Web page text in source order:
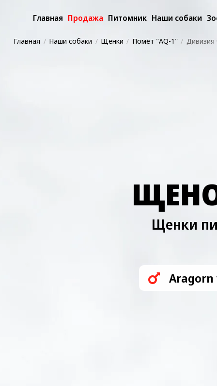
Главная Продажа Питомник Наши собаки
Главная Наши собаки Щенки Помёт "AQ-1" Дивизия
Щенки